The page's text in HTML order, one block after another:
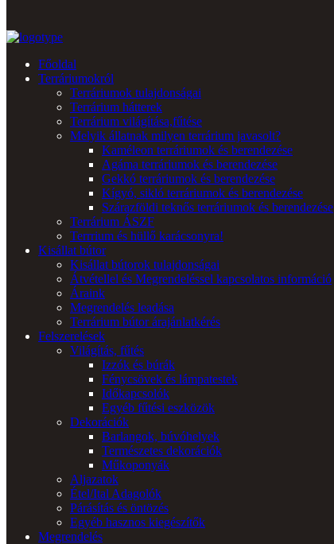
Főoldal
Terráriumokról
Terráriumok tulajdonságai
Terrárium hátterek
Terrárium világítása,fűtése
Melyik állatnak milyen terrárium javasolt?
Kaméleon terráriumok és berendezése
Agáma terráriumok és berendezése
Gekkó terráriumok és berendezése
Kígyó, sikló terráriumok és berendezése
Szárazföldi teknős terráriumok és berendezése
Terrárium ÁSZF
Terrrium és hüllő karácsonyra!
Kisállat bútor
Kisállat bútorok tulajdonságai
Átvétellel és Megrendeléssel kapcsolatos információ
Áraink
Megrendelés leadása
Terrárium bútor árajánlatkérés
Felszerelések
Világítás, fűtés
Izzók és búrák
Fénycsövek és lámpatestek
Időkapcsolók
Egyéb fűtési eszközök
Dekorációk
Barlangok, búvóhelyek
Természetes dekorációk
Műkoponyák
Aljazatok
Étel/Ital Adagolók
Párásítás és öntözés
Egyéb hasznos kiegészítők
Megrendelés